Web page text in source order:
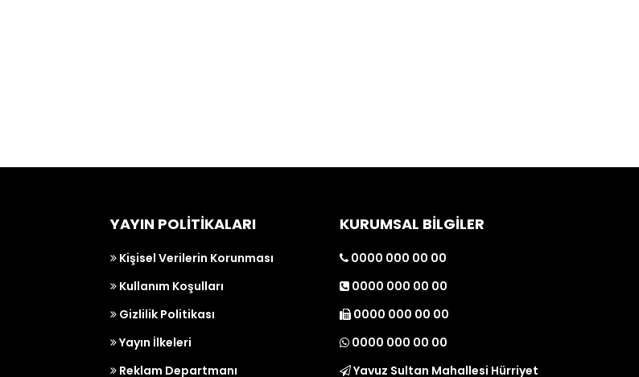
YAYIN POLİTİKALARI
Kişisel Verilerin Korunması
Kullanım Koşulları
Gizlilik Politikası
Yayın İlkeleri
Reklam Departmanı
KURUMSAL BİLGİLER
0000 000 00 00
0000 000 00 00
0000 000 00 00
0000 000 00 00
Yavuz Sultan Mahallesi Hürriyet